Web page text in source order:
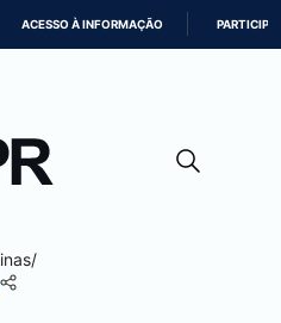
CONTEÚDO
ACESSO À INFORMAÇÃO PARTICIPE
/